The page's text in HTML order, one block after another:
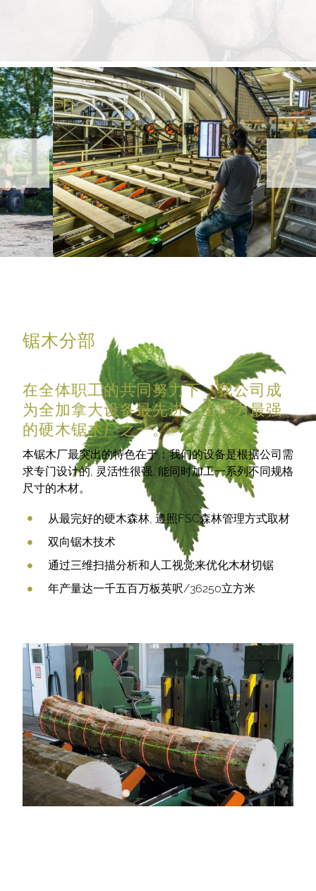
锯木分部
在全体职工的共同努力下，我公司成
为全加拿大设备最先进﹑生产力最强
的硬木锯木厂之一。
本锯木厂最突出的特色在于：我们的设备是根据公司需
求专门设计的, 灵活性很强, 能同时加工一系列不同规格
尺寸的木材。
从最完好的硬木森林, 遵照FSC森林管理方式取材
双向锯木技术
通过三维扫描分析和人工视觉来优化木材切锯
年产量达一千五百万板英呎/36250立方米